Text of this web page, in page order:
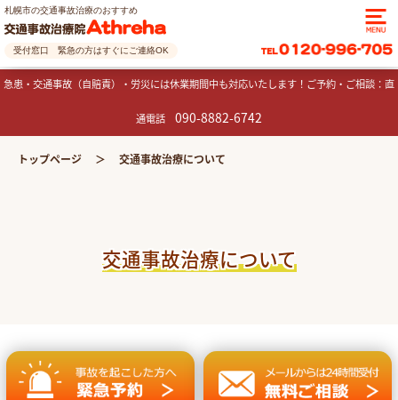
急患・交通事故（自賠責）・労災には休業期間中も対応いたします！ご予約・ご相談：直
通電話 090-8882-6742
札幌市の交通事故治療のおすすめ
受付窓口 緊急の方はすぐにご連絡OK
トップページ 交通事故治療について
交通事故治療について